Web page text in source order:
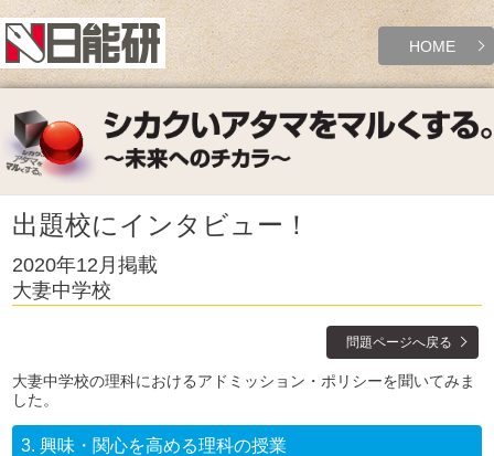
HOME
出題校にインタビュー！
2020年12月掲載
大妻中学校
問題ページへ戻る
大妻中学校の理科におけるアドミッション・ポリシーを聞いてみま
した。
3. 興味・関心を高める理科の授業